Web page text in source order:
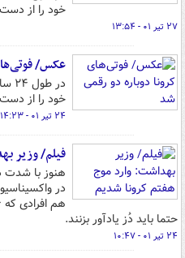
خود را از
۲۷ تیر ۰۱ - ۱۳:۵۴
عکس/
خود را از
۲۴ تیر ۰۱ - ۱۴:۲۳
فیلم/ وزیر
هنوز با شدت
در
حتما باید دُز یادآور بزنند.
۲۴ تیر ۰۱ - ۱۰:۴۷